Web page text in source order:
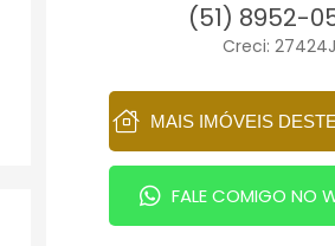
(51) 8952-
Creci: 27424J
MAIS IMÓVEIS
FALE COMIGO NO